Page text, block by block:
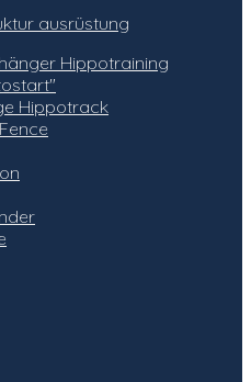
ausrüstung
Hippotraining
Hippotrack